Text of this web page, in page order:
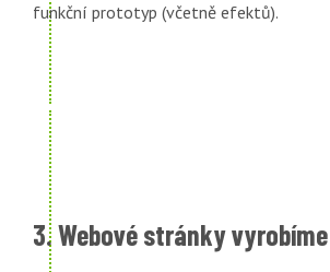
funkční prototyp (včetně efektů).
3. Webové stránky vyrobíme